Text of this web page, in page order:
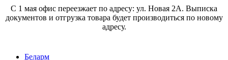
С 1 мая офис переезжает по адресу: ул. Новая 2А. Выписка
документов и отгрузка товара будет производиться по новому
адресу.
Беларм